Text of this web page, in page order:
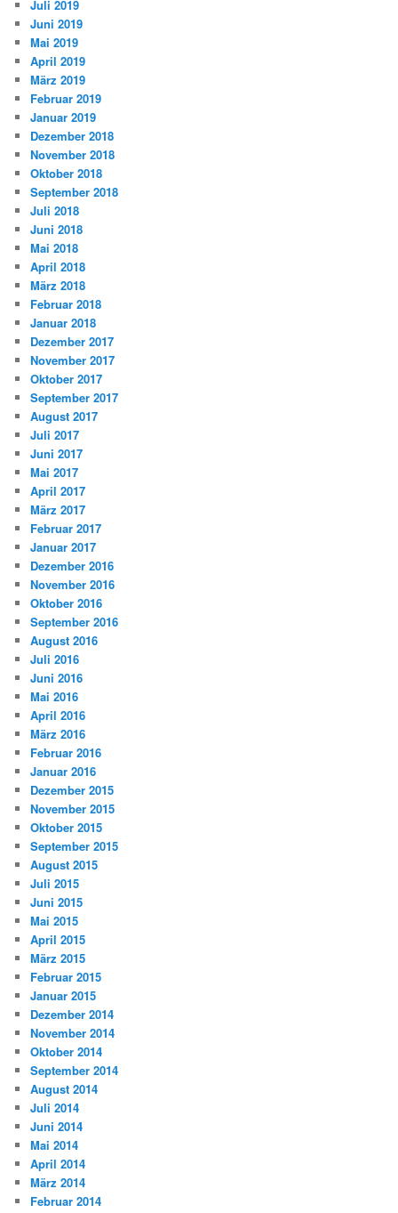
Juli 2019
Juni 2019
Mai 2019
April 2019
März 2019
Februar 2019
Januar 2019
Dezember 2018
November 2018
Oktober 2018
September 2018
Juli 2018
Juni 2018
Mai 2018
April 2018
März 2018
Februar 2018
Januar 2018
Dezember 2017
November 2017
Oktober 2017
September 2017
August 2017
Juli 2017
Juni 2017
Mai 2017
April 2017
März 2017
Februar 2017
Januar 2017
Dezember 2016
November 2016
Oktober 2016
September 2016
August 2016
Juli 2016
Juni 2016
Mai 2016
April 2016
März 2016
Februar 2016
Januar 2016
Dezember 2015
November 2015
Oktober 2015
September 2015
August 2015
Juli 2015
Juni 2015
Mai 2015
April 2015
März 2015
Februar 2015
Januar 2015
Dezember 2014
November 2014
Oktober 2014
September 2014
August 2014
Juli 2014
Juni 2014
Mai 2014
April 2014
März 2014
Februar 2014